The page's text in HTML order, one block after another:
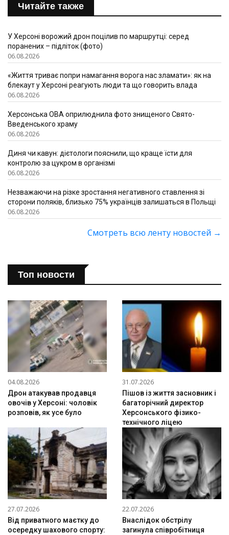
Читайте также
У Херсоні ворожий дрон поцілив по маршрутці: серед
поранених – підліток (фото)
06.08.2026
«Життя триває попри намагання ворога нас зламати»: як на
блекаут у Херсоні реагують люди та що говорить влада
06.08.2026
Херсонська ОВА оприлюднила фото знищеного Свято-
Введенського храму
06.08.2026
Диня чи кавун: дієтологи пояснили, що краще їсти для
контролю за цукром в організмі
06.08.2026
Незважаючи на різке зростання негативного ставлення зі
сторони поляків, близько 75% українців залишаться в Польщі
06.08.2026
Смотреть всю ленту новостей →
Топ новости
04.08.2026
Дрон атакував продавця
овочів у Херсоні: чоловік
розповів, як усе було
31.07.2026
Пішов із життя засновник і
багаторічний директор
Херсонського фізико-
технічного ліцею
27.07.2026
Від приватного маєтку до
осередку шахового спорту:
22.07.2026
Внаслідок обстрілу
загинула співробітниця